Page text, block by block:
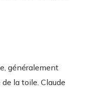
généralement
la toile. Claude